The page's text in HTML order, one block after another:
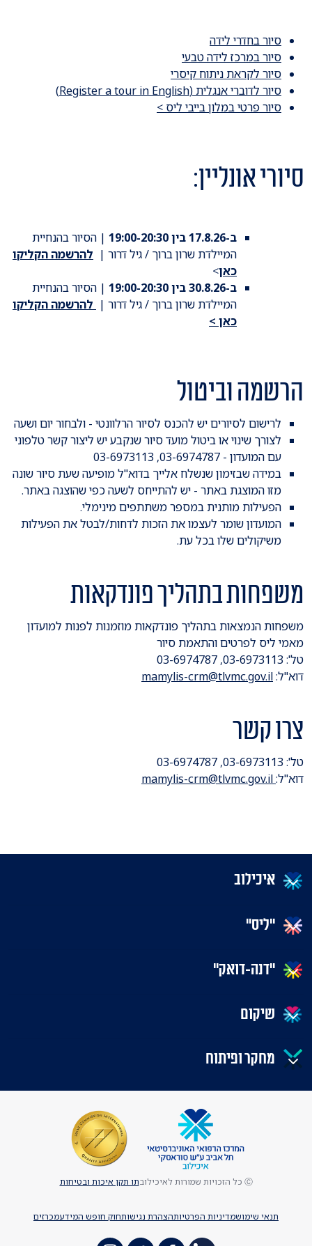
סיור בחדרי לידה
סיור במרכז לידה טבעי
סיור לקראת ניתוח קיסרי
סיור לדוברי אנגלית (Register a tour in English)
סיור פרטי במלון בייבי ליס >
סיורי אונליין:
ב-17.8.26 בין 19:00-20:30
| הסיור בהנחיית
המיילדת שרון ברוך / גיל דרור | להרשמה הקליקו
כאן>
ב-30.8.26 בין 19:00-20:30
| הסיור בהנחיית
המיילדת שרון ברוך / גיל דרור | להרשמה הקליקו
כאן >
הרשמה וביטול
לרישום לסיורים יש להכנס לסיור הרלוונטי - ולבחור יום ושעה
לצורך שינוי או ביטול מועד סיור שנקבע יש ליצור קשר טלפוני
עם המועדון - 03-6974787, 03-6973113
במידה שבזימון שנשלח אלייך בדוא"ל מופיעה שעת סיור שונה
מזו המוצגת באתר - יש להתייחס לשעה כפי שהוצגה באתר.
הפעילות מותנית במספר משתתפים מינימלי.
המועדון שומר לעצמו את הזכות לדחות/לבטל את הפעילות
משיקולים שלו בכל עת.
משפחות בתהליך פונדקאות
משפחות הנמצאות בתהליך פונדקאות מוזמנות לפנות למועדון
מאמי ליס לפרטים והתאמת סיור
טל': 03-6973113, 03-6974787
דוא"ל:mamylis-crm@tlvmc.gov.il
צרו קשר
טל': 03-6973113, 03-6974787
דוא"ל:
איכילוב
"ליס"
"דנה-דואק"
שיקום
מחקר ופיתוח
תנאי שימושמדיניות הפרטיותהצהרת נגישותחוק חופש המידעמכרזים
Ⓒ כל הזכויות שמורות לאיכילוב תו תקן איכות ובטיחות